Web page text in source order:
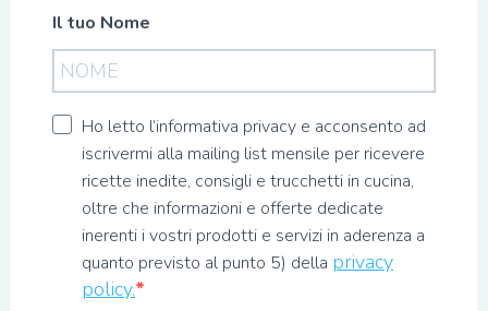
Il tuo Nome
Ho letto l’informativa privacy e acconsento ad
iscrivermi alla mailing list mensile per ricevere
ricette inedite, consigli e trucchetti in cucina,
oltre che informazioni e offerte dedicate
inerenti i vostri prodotti e servizi in aderenza a
quanto previsto al punto 5) della privacy
policy.